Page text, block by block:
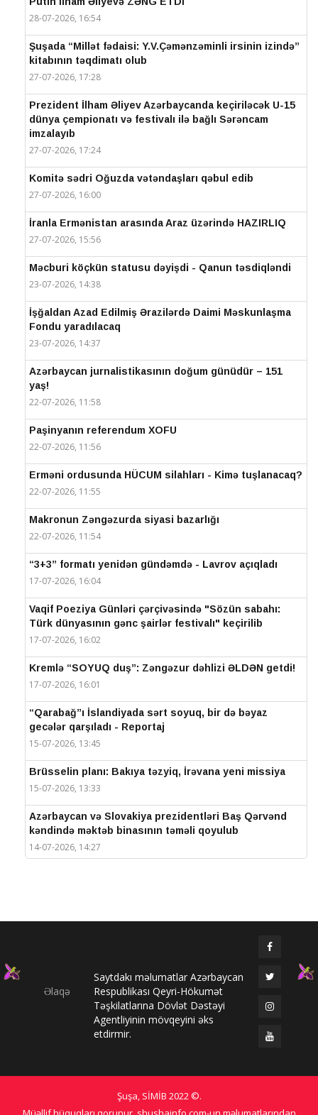
28-07-2026, 16:54
Şuşada “Millət fədaisi: Y.V.Çəmənzəminli irsinin izində”
kitabının təqdimatı olub
27-07-2026, 17:28
Prezident İlham Əliyev Azərbaycanda keçiriləcək U-15
dünya çempionatı və festivalı ilə bağlı Sərəncam
imzalayıb
27-07-2026, 17:24
Komitə sədri Oğuzda vətəndaşları qəbul edib
27-07-2026, 16:00
İranla Ermənistan arasında Araz üzərində HAZIRLIQ
27-07-2026, 15:56
Məcburi köçkün statusu dəyişdi - Qanun təsdiqləndi
23-07-2026, 14:38
İşğaldan Azad Edilmiş Ərazilərdə Daimi Məskunlaşma
Fondu yaradılacaq
23-07-2026, 14:37
Azərbaycan jurnalistikasının doğum günüdür – 151
yaş!
22-07-2026, 11:58
Paşinyanın referendum XOFU
22-07-2026, 11:56
Erməni ordusunda HÜCUM silahları - Kimə tuşlanacaq?
22-07-2026, 11:55
Makronun Zəngəzurda siyasi bazarlığı
22-07-2026, 11:54
“3+3” formatı yenidən gündəmdə - Lavrov açıqladı
17-07-2026, 16:04
Vaqif Poeziya Günləri çərçivəsində "Sözün sabahı:
Türk dünyasının gənc şairlər festivalı" keçirilib
17-07-2026, 16:02
Kremlə “SOYUQ duş”: Zəngəzur dəhlizi ƏLDƏN getdi!
17-07-2026, 16:01
“Qarabağ”ı İslandiyada sərt soyuq, bir də bəyaz
gecələr qarşıladı - Reportaj
15-07-2026, 13:45
Brüsselin planı: Bakıya təzyiq, İrəvana yeni missiya
15-07-2026, 13:33
Azərbaycan və Slovakiya prezidentləri Baş Qərvənd
kəndində məktəb binasının təməli qoyulub
14-07-2026, 14:27
Prezidentlər Şuşada mətbuata bəyanatlarla çıxış
Elməddin Behbud: “IV Şuşa Qlobal Media Forumu
beynəlxalq media əməkdaşlığının nüfuzlu
platformasına çevrilib”
14-07-2026, 14:24
Qlobal Şuşa
Əlaqə
Saytdakı məlumatlar Azərbaycan
Respublikası Qeyri-Hökumət
Təşkilatlarına Dövlət Dəstəyi
Agentliyinin mövqeyini əks
etdirmir.
Şuşa, SİMİB 2022 ©.